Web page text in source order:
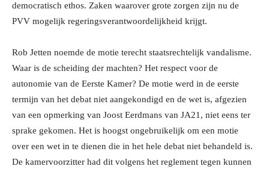
democratisch ethos. Zaken waarover grote zorgen zijn nu de
PVV mogelijk regeringsverantwoordelijkheid krijgt.
Rob Jetten noemde de motie terecht staatsrechtelijk vandalisme.
Waar is de scheiding der machten? Het respect voor de
autonomie van de Eerste Kamer? De motie werd in de eerste
termijn van het debat niet aangekondigd en de wet is, afgezien
van een opmerking van Joost Eerdmans van JA21, niet eens ter
sprake gekomen. Het is hoogst ongebruikelijk om een motie
over een wet in te dienen die in het hele debat niet behandeld is.
De kamervoorzitter had dit volgens het reglement tegen kunnen